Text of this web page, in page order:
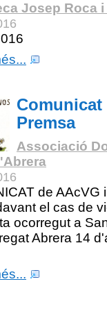
Josep Roca
Comunicat
Premsa
Associació
de AAcVG
el cas de
ocorregut a
Abrera 14